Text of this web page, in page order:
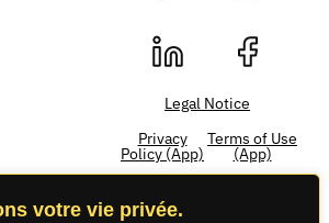
votre vie privée.
Legal Notice
Privacy
Policy (App)
Terms of Use
(App)